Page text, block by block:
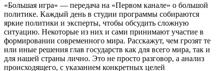
«Большая игра» — передача на «Первом канале» о большой
политике. Каждый день в студии программы собираются
яркие политики и эксперты, чтобы обсудить сложную
ситуацию. Некоторые из них и сами принимают участие в
формировании современного мира. Расскажут, чем грозят те
или иные решения глав государств как для всего мира, так и
для нашей страны лично. Это не просто разговор, а анализ
происходящего, с указанием конкретных целей